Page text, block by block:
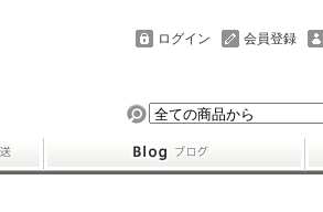
会員登録
ログイン